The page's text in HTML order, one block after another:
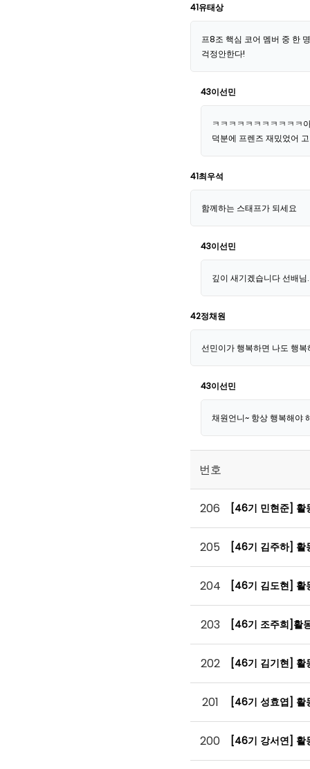
41유태상
프8조 핵심 코어 멤버 중 한
걱정안한다!
43이선민
ㅋㅋㅋㅋㅋㅋㅋㅋㅋㅋㅋ
덕분에 프렌즈 재밌었어
41최우석
함께하는 스태프가 되세요
43이선민
깊이 새기겠습니다 선배님
42정채원
선민이가 행복하면 나도 행복
43이선민
채원언니~ 항상 행복해야
번호
206 [46기 민현준] 활
205 [46기 김주하] 활
204 [46기 김도현] 활
203 [46기 조주희]활
202 [46기 김기현] 활
201 [46기 성효엽] 활
200 [46기 강서연] 활